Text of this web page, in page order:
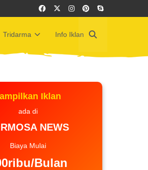
Tridarma Info Iklan
Iklan
ada di
NEWS
Biaya Mulai
Bulan